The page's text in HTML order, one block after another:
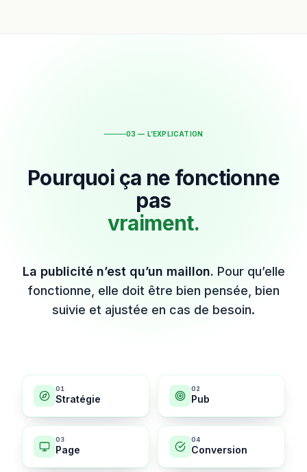
03 — L’EXPLICATION
Pourquoi ça ne fonctionne
pas
vraiment.
La publicité n’est qu’un maillon. Pour qu’elle
fonctionne, elle doit être bien pensée, bien
suivie et ajustée en cas de besoin.
01
Stratégie
02
Pub
03
Page
04
Conversion